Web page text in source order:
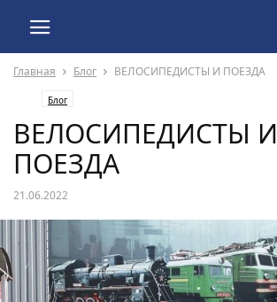
Главная Блог ВЕЛОСИПЕДИСТЫ И ПОЕЗДА
Блог
ВЕЛОСИПЕДИСТЫ И
ПОЕЗДА
21.06.2022